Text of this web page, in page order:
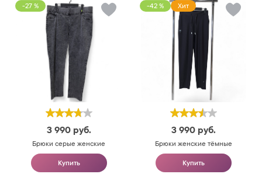
-27 %
3 990 руб.
Брюки серые женские
Купить
-42 % Хит
3 990 руб.
Брюки женские тёмные
Купить